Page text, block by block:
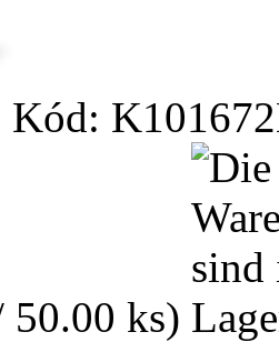
Kód: K101672
ks)